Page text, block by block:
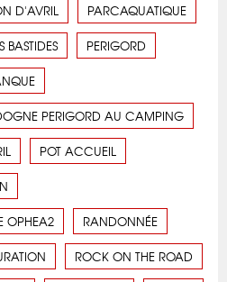
D'AVRIL PARCAQUATIQUE
BASTIDES PERIGORD
PERIGORD AU CAMPING
POT ACCUEIL
OPHEA2 RANDONNÉE
ROCK ON THE ROAD